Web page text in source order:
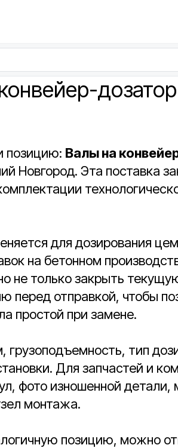
дозатор
позицию: Валы на
Новгород. Эта поставка
для дозирования
на бетонном
не только закрыть
перед отправкой, чтобы
простой при замене.
тип
Для запчастей и
фото изношенной детали,
монтажа.
позицию, можно